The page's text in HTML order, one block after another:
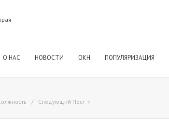
О НАС НОВОСТИ ОКН ПОПУЛЯРИЗАЦИЯ
Следующий Пост